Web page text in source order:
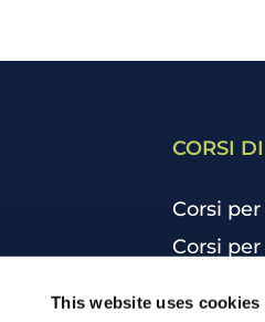
This website uses cookies
CORSI
Corsi
Corsi